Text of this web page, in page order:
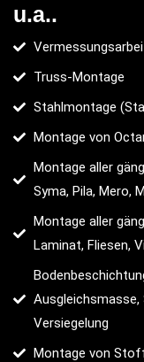
u.a..
Truss-Montage
Stahlmontage
Montage von
Montage aller
Syma, Pila, Mero,
Montage aller
Laminat, Fliesen,
Versiegelung
Montage von